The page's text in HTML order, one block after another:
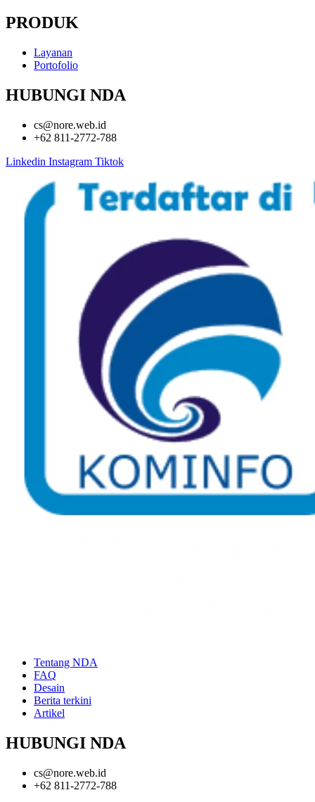
PRODUK
Layanan
Portofolio
HUBUNGI NDA
cs@nore.web.id
+62 811-2772-788
Linkedin Instagram Tiktok
Tentang NDA
FAQ
Desain
Berita terkini
Artikel
HUBUNGI NDA
cs@nore.web.id
+62 811-2772-788